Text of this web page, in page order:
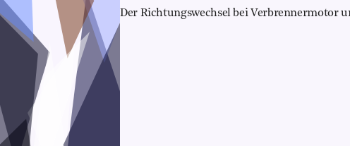
Der Richtungswechsel bei Verbrennermotor